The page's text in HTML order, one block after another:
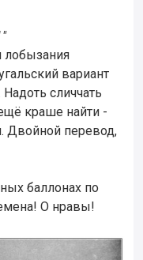
лобызания
вариант
сличчать
краше найти -
Двойной перевод,
баллонах по
О нравы!